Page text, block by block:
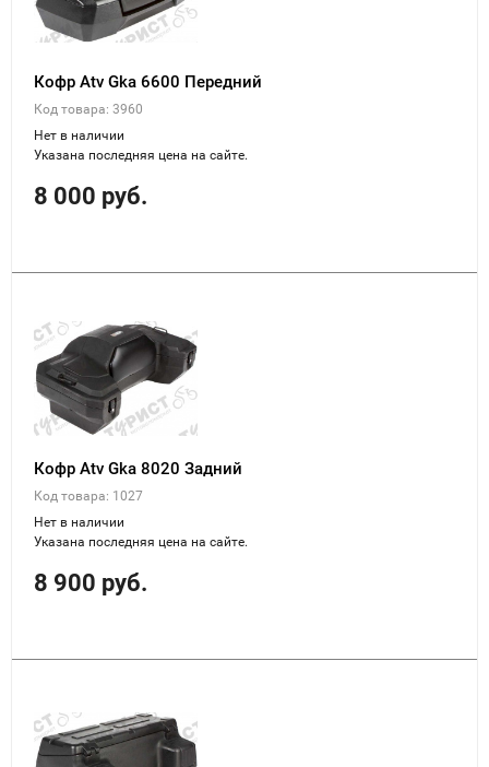
Кофр Atv Gka 6600 Передний
Код товара: 3960
Нет в наличии
Указана последняя цена на сайте.
8 000 руб.
Кофр Atv Gka 8020 Задний
Код товара: 1027
Нет в наличии
Указана последняя цена на сайте.
8 900 руб.